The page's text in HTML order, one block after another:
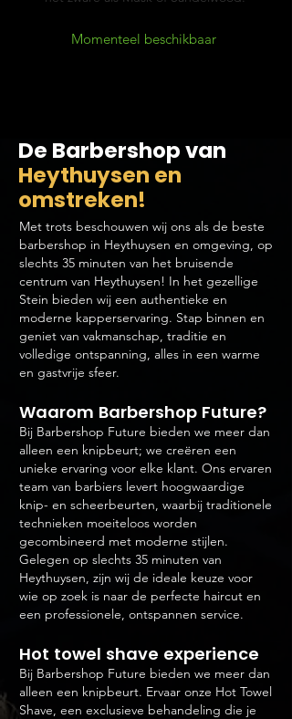
Momenteel beschikbaar
De Barbershop van
Heythuysen en
omstreken!
Met trots beschouwen wij ons als de beste
barbershop in Heythuysen en omgeving, op
slechts 35 minuten van het bruisende
centrum van Heythuysen! In het gezellige
Stein bieden wij een authentieke en
moderne kapperservaring. Stap binnen en
geniet van vakmanschap, traditie en
volledige ontspanning, alles in een warme
en gastvrije sfeer.
Waarom Barbershop Future?
Bij Barbershop Future bieden we meer dan
alleen een knipbeurt; we creëren een
unieke ervaring voor elke klant. Ons ervaren
team van barbiers levert hoogwaardige
knip- en scheerbeurten, waarbij traditionele
technieken moeiteloos worden
gecombineerd met moderne stijlen.
Gelegen op slechts 35 minuten van
Heythuysen, zijn wij de ideale keuze voor
wie op zoek is naar de perfecte haircut en
een professionele, ontspannen service.
Hot towel shave experience
Bij Barbershop Future bieden we meer dan
alleen een knipbeurt. Ervaar onze Hot Towel
Shave, een exclusieve behandeling die je